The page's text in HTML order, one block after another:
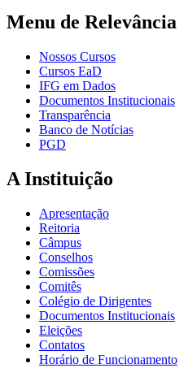
Menu de Relevância
Nossos Cursos
Cursos EaD
IFG em Dados
Documentos Institucionais
Transparência
Banco de Notícias
PGD
A Instituição
Apresentação
Reitoria
Câmpus
Conselhos
Comissões
Comitês
Colégio de Dirigentes
Documentos Institucionais
Eleições
Contatos
Horário de Funcionamento